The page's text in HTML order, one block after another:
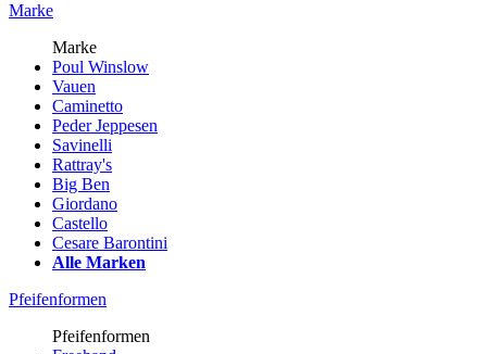
Marke
Marke
Poul Winslow
Vauen
Caminetto
Peder Jeppesen
Savinelli
Rattray's
Big Ben
Giordano
Castello
Cesare Barontini
Alle Marken
Pfeifenformen
Pfeifenformen